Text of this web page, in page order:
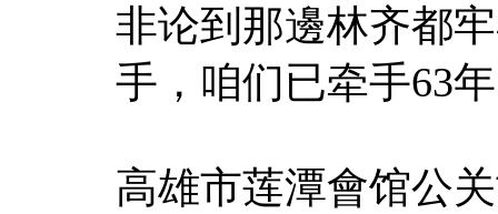
非论到那邊林齐都
手，咱们已牵手63
高雄市莲潭會馆公